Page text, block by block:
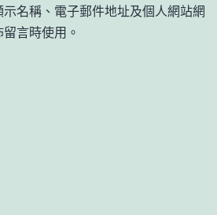
名稱、電子郵件地址及個人網站網
言時使用。